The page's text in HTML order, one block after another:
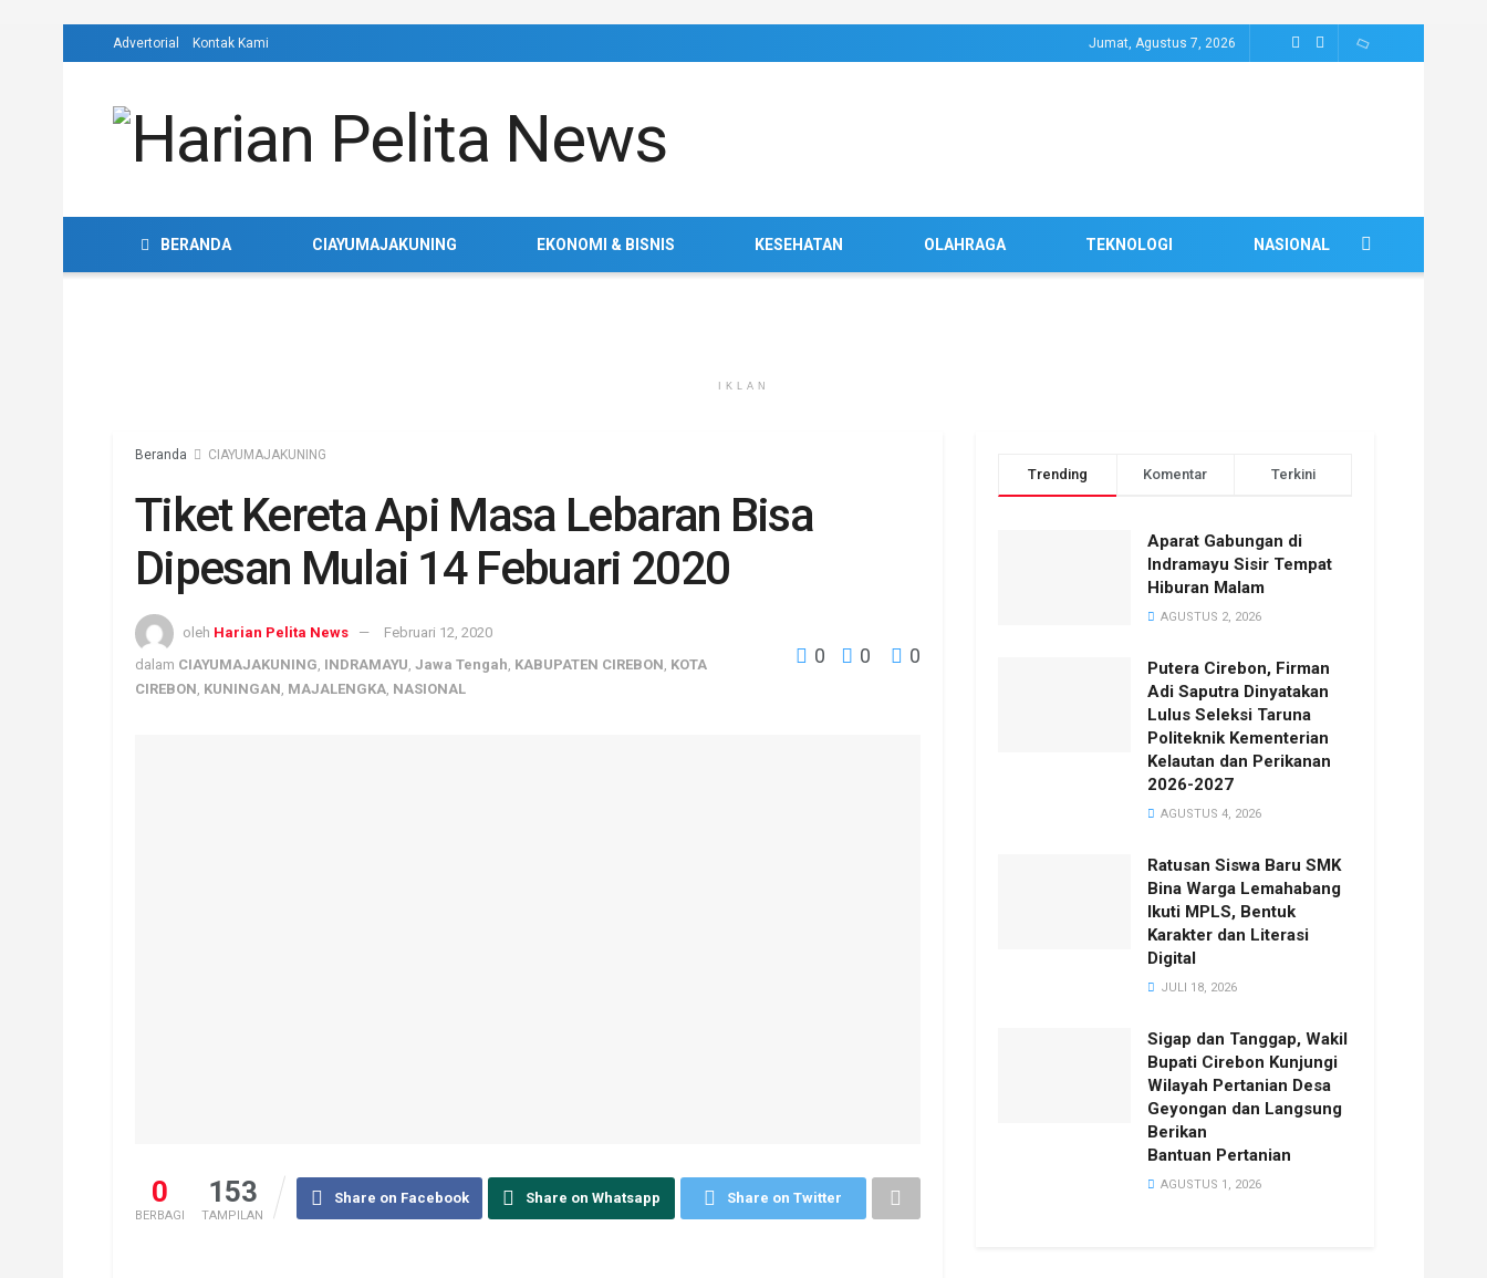
Advertorial Kontak Kami Jumat, Agustus 7, 2026
BERANDA CIAYUMAJAKUNING EKONOMI & BISNIS KESEHATAN OLAHRAGA TEKNOLOGI NASIONAL
IKLAN
Beranda CIAYUMAJAKUNING
Tiket Kereta Api Masa Lebaran Bisa
Dipesan Mulai 14 Febuari 2020
oleh Harian Pelita News
Februari 12, 2020
dalam CIAYUMAJAKUNING INDRAMAYU Jawa Tengah KABUPATEN CIREBON KOTA
CIREBON KUNINGAN MAJALENGKA NASIONAL
0 0 0
0
BERBAGI
153
TAMPILAN
Share on Facebook Share on Whatsapp Share on Twitter
Trending Komentar Terkini
Aparat Gabungan di
Indramayu Sisir Tempat
Hiburan Malam
AGUSTUS 2, 2026
Putera Cirebon, Firman
Adi Saputra Dinyatakan
Lulus Seleksi Taruna
Politeknik Kementerian
Kelautan dan Perikanan
2026-2027
AGUSTUS 4, 2026
Ratusan Siswa Baru SMK
Bina Warga Lemahabang
Ikuti MPLS, Bentuk
Karakter dan Literasi
Digital
JULI 18, 2026
Sigap dan Tanggap, Wakil
Bupati Cirebon Kunjungi
Wilayah Pertanian Desa
Geyongan dan Langsung
Berikan
Bantuan Pertanian
AGUSTUS 1, 2026